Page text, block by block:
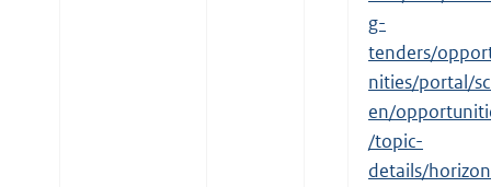
g-
tenders/
nities/portal/
en/
/topic-
details/